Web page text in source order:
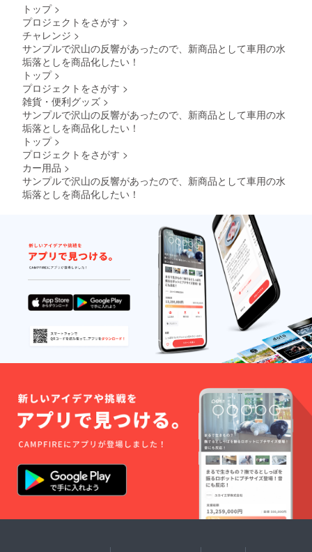
トップ >
プロジェクトをさがす >
チャレンジ >
サンプルで沢山の反響があったので、新商品として車用の水
垢落としを商品化したい！
トップ >
プロジェクトをさがす >
雑貨・便利グッズ >
サンプルで沢山の反響があったので、新商品として車用の水
垢落としを商品化したい！
トップ >
プロジェクトをさがす >
カー用品 >
サンプルで沢山の反響があったので、新商品として車用の水
垢落としを商品化したい！